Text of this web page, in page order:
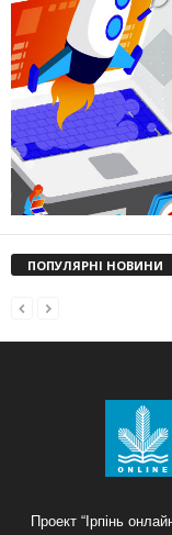
ПОПУЛЯРНІ НОВИНИ
Проект “Ірпінь